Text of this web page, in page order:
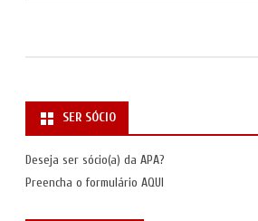
SER SÓCIO
Deseja ser sócio(a) da APA?
Preencha o formulário AQUI